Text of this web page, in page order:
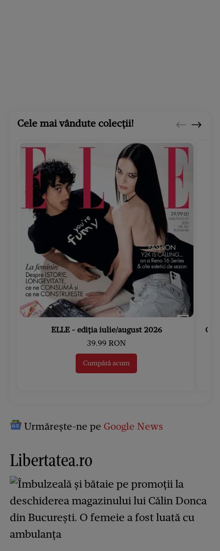
Cele mai vândute colecții!
ELLE - ediția iulie/august 2026
39.99 RON
Cumpără acum
Urmărește-ne pe Google News
Libertatea.ro